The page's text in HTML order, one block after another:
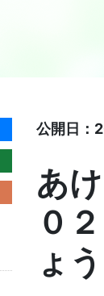
公開日：
あ
０
ょう